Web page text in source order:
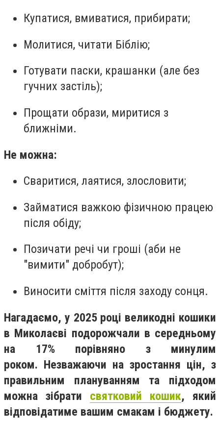
Купатися, вмиватися, прибирати;
Молитися, читати Біблію;
Готувати паски, крашанки (але без
гучних застіль);
Прощати образи, миритися з
ближніми.
Не можна:
Сваритися, лаятися, злословити;
Займатися важкою фізичною працею
після обіду;
Позичати речі чи гроші (аби не
"вимити" добробут);
Виносити сміття після заходу сонця.
Нагадаємо, у 2025 році великодні кошики
в Миколаєві подорожчали в середньому
на 17% порівняно з минулим
роком. Незважаючи на зростання цін, з
правильним плануванням та підходом
можна зібрати святковий кошик, який
відповідатиме вашим смакам і бюджету.